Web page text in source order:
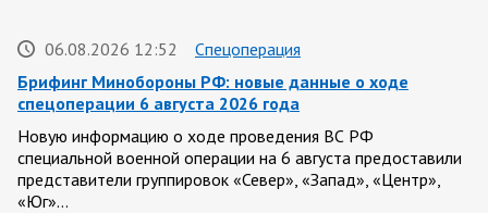
06.08.2026 12:52
Спецоперация
Брифинг Минобороны РФ: новые данные о ходе
спецоперации 6 августа 2026 года
Новую информацию о ходе проведения ВС РФ
специальной военной операции на 6 августа предоставили
представители группировок «Север», «Запад», «Центр»,
«Юг»…